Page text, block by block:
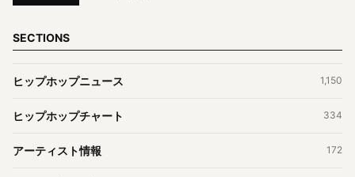
SECTIONS
ヒップホップニュース 1,150
ヒップホップチャート 334
アーティスト情報 172